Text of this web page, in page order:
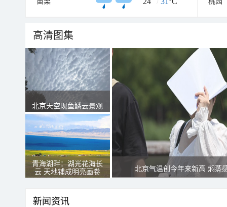
高清图集
北京天空现鱼鳞云景观
青海湖畔：湖光花海长
云 天地铺成明亮画卷
北京气温创今年来新高 焖蒸
新闻资讯